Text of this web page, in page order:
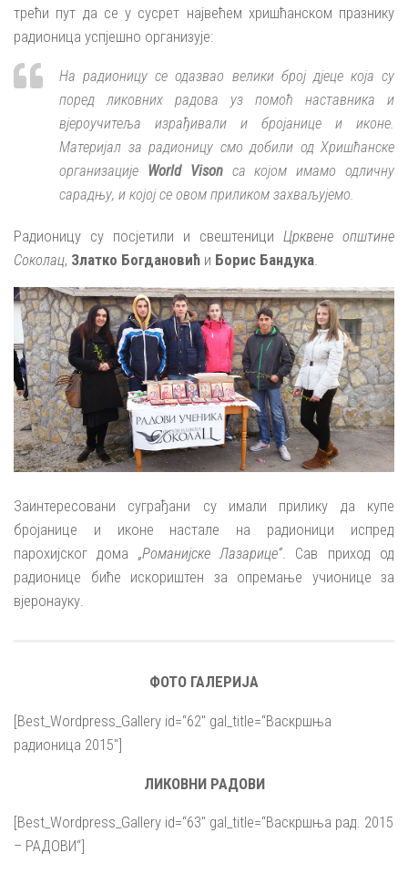
трећи пут да се у сусрет највећем хришћанском празнику
радионица успјешно организује:
На радионицу се одазвао велики број дјеце која су
поред ликовних радова уз помоћ наставника и
вјероучитеља израђивали и бројанице и иконе.
Материјал за радионицу смо добили од Хришћанске
организације World Vison са којом имамо одличну
сарадњу, и којој се овом приликом захваљујемо.
Радионицу су посјетили и свештеници Црквене општине
Соколац, Златко Богдановић и Борис Бандука.
Заинтересовани суграђани су имали прилику да купе
бројанице и иконе настале на радионици испред
парохијског дома „Романијске Лазарице“. Сав приход од
радионице биће искориштен за опремање учионице за
вјеронауку.
ФОТО ГАЛЕРИЈА
[Best_Wordpress_Gallery id=“62″ gal_title=“Васкршња
радионица 2015″]
ЛИКОВНИ РАДОВИ
[Best_Wordpress_Gallery id=“63″ gal_title=“Васкршња рад. 2015
– РАДОВИ“]